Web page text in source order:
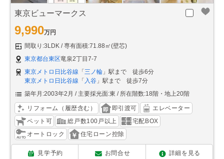
東京ビューマークス
9,990万円
間取り:3LDK
専有面積:71.88㎡(壁芯)
東京都台東区竜泉2丁目7-7
東京メトロ日比谷線 「 三ノ輪 」駅まで 徒歩6分
東京メトロ日比谷線 「 入谷 」駅まで 徒歩7分
築年月:2003年2月
主要採光面:東 所在階数:18階・地上20階
リフォーム（履歴含む） 即引渡可
エレベーター
ペット可
総戸数100戸以上
宅配BOX
オートロック
住宅ローン控除
見学予約 お問合せ 詳細を見る